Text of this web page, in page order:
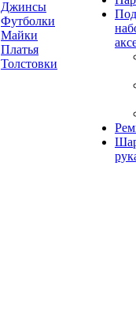
Джинсы
Футболки
Майки
Платья
Толстовки